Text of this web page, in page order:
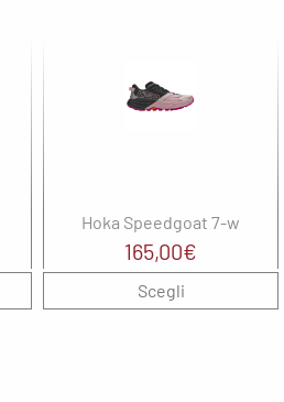
Hoka Speedgoat 7-w
165,00€
Scegli